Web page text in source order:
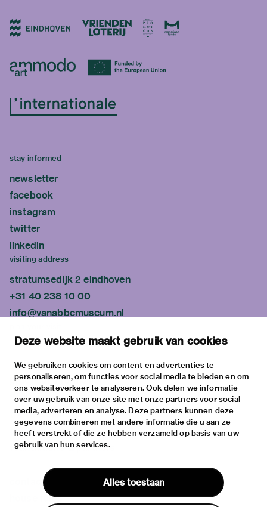
Deze website maakt gebruik van cookies
We gebruiken cookies om content en advertenties te
personaliseren, om functies voor social media te bieden en om
ons websiteverkeer te analyseren. Ook delen we informatie
over uw gebruik van onze site met onze partners voor social
media, adverteren en analyse. Deze partners kunnen deze
gegevens combineren met andere informatie die u aan ze
heeft verstrekt of die ze hebben verzameld op basis van uw
gebruik van hun services.
Alles toestaan
stay informed
newsletter
facebook
instagram
twitter
linkedin
visiting address
stratumsedijk 2 eindhoven
+31 40 238 10 00
info@vanabbemuseum.nl
exhibitions
activities
practical information
about
the museum
the collection
foundations & partners
contact
house rules